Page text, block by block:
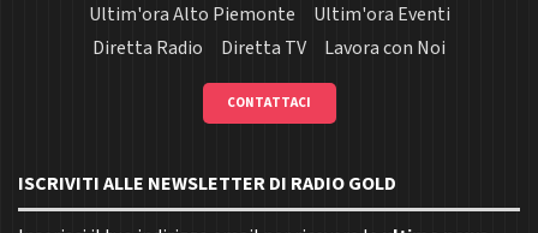
Ultim'ora Alto Piemonte
Ultim'ora Eventi
Diretta Radio
Diretta TV Lavora con Noi
CONTATTACI
ISCRIVITI ALLE NEWSLETTER DI RADIO GOLD